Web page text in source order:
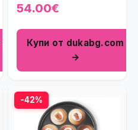
54.00€
Купи от dukabg.com
→
-42%